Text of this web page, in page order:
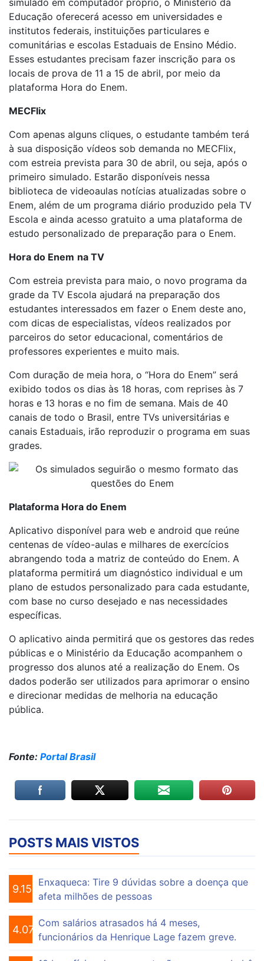
Educação oferecerá acesso em universidades e
institutos federais, instituições particulares e
comunitárias e escolas Estaduais de Ensino Médio.
Esses estudantes precisam fazer inscrição para os
locais de prova de 11 a 15 de abril, por meio da
plataforma Hora do Enem.
MECFlix
Com apenas alguns cliques, o estudante também terá
à sua disposição vídeos sob demanda no MECFlix,
com estreia prevista para 30 de abril, ou seja, após o
primeiro simulado. Estarão disponíveis nessa
biblioteca de videoaulas notícias atualizadas sobre o
Enem, além de um programa diário produzido pela TV
Escola e ainda acesso gratuito a uma plataforma de
estudo personalizado de preparação para o Enem.
Hora do Enem na TV
Com estreia prevista para maio, o novo programa da
grade da TV Escola ajudará na preparação dos
estudantes interessados em fazer o Enem deste ano,
com dicas de especialistas, vídeos realizados por
parceiros do setor educacional, comentários de
professores experientes e muito mais.
Com duração de meia hora, o “Hora do Enem” será
exibido todos os dias às 18 horas, com reprises às 7
horas e 13 horas e no fim de semana. Mais de 40
canais de todo o Brasil, entre TVs universitárias e
canais Estaduais, irão reproduzir o programa em suas
grades.
Plataforma Hora do Enem
Aplicativo disponível para web e android que reúne
centenas de vídeo-aulas e milhares de exercícios
abrangendo toda a matriz de conteúdo do Enem. A
plataforma permitirá um diagnóstico individual e um
plano de estudos personalizado para cada estudante,
com base no curso desejado e nas necessidades
específicas.
O aplicativo ainda permitirá que os gestores das redes
públicas e o Ministério da Educação acompanhem o
progresso dos alunos até a realização do Enem. Os
dados poderão ser utilizados para aprimorar o ensino
e direcionar medidas de melhoria na educação
pública.
Fonte: Portal Brasil
POSTS MAIS VISTOS
9.154
Enxaqueca: Tire 9 dúvidas sobre a doença que
afeta milhões de pessoas
4.074
Com salários atrasados há 4 meses,
funcionários da Henrique Lage fazem greve.